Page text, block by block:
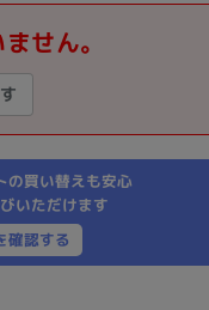
せん。
の買い替えも安心
いただけます
確認する